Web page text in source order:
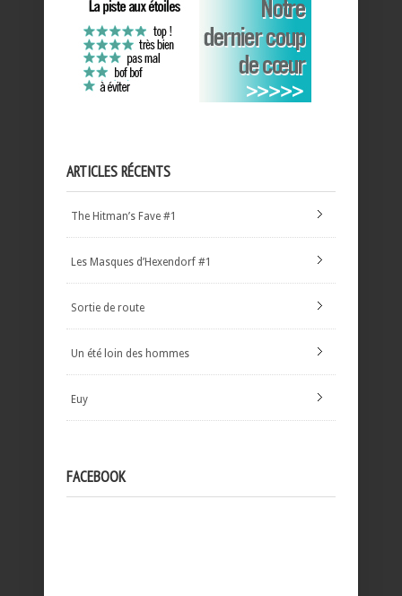
ARTICLES RÉCENTS
The Hitman’s Fave #1
Les Masques d’Hexendorf #1
Sortie de route
Un été loin des hommes
Euy
FACEBOOK